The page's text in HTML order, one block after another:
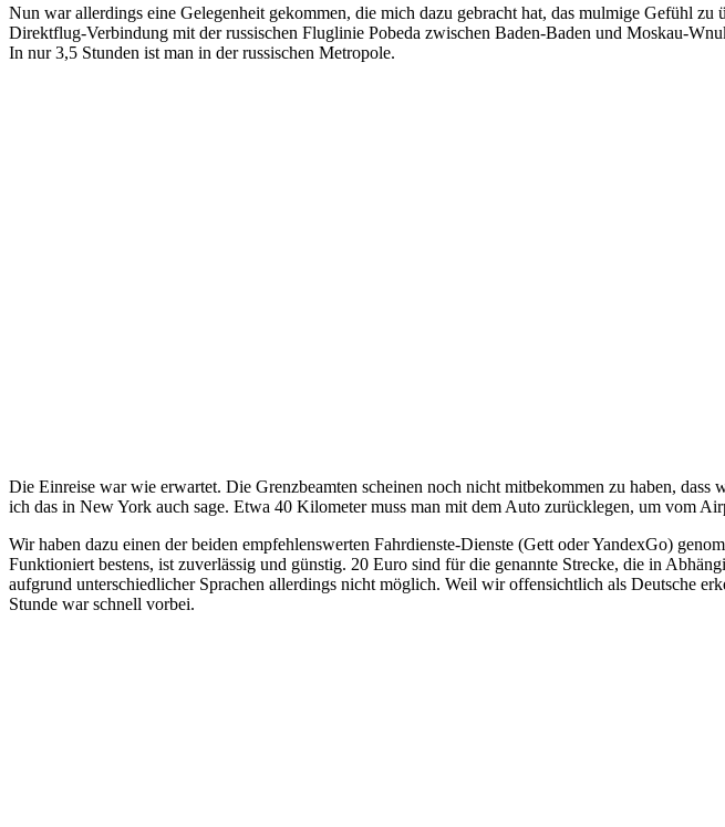
Nun war allerdings eine Gelegenheit gekommen, die mich dazu gebracht hat, das mulmige Gefühl
Direktflug-Verbindung mit der russischen Fluglinie Pobeda zwischen Baden-Baden und Moskau-
In nur 3,5 Stunden ist man in der russischen Metropole.
Die Einreise war wie erwartet. Die Grenzbeamten scheinen noch nicht mitbekommen zu haben,
ich das in New York auch sage. Etwa 40 Kilometer muss man mit dem Auto zurücklegen, um vom
Wir haben dazu einen der beiden empfehlenswerten Fahrdienste-Dienste (Gett oder YandexGo)
Funktioniert bestens, ist zuverlässig und günstig. 20 Euro sind für die genannte Strecke, die in
aufgrund unterschiedlicher Sprachen allerdings nicht möglich. Weil wir offensichtlich als Deutsche
Stunde war schnell vorbei.